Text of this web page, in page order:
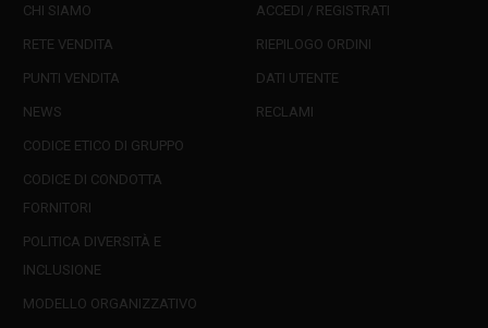
CHI SIAMO
RETE VENDITA
PUNTI VENDITA
NEWS
CODICE ETICO DI GRUPPO
CODICE DI CONDOTTA
FORNITORI
POLITICA DIVERSITÀ E
INCLUSIONE
MODELLO ORGANIZZATIVO
ACCEDI / REGISTRATI
RIEPILOGO ORDINI
DATI UTENTE
RECLAMI